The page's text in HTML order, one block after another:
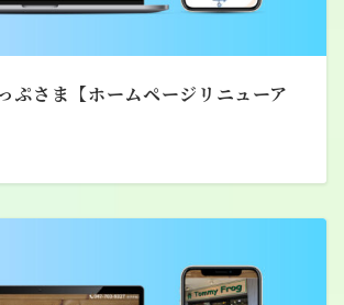
ぷさま【ホームページリニューア